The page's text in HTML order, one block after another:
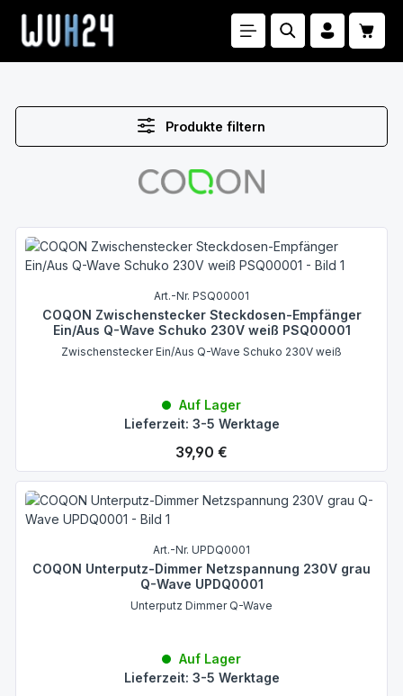
Zum Hauptinhalt springen
Produkte filtern
Art.-Nr. PSQ00001
COQON Zwischenstecker Steckdosen-Empfänger
Ein/Aus Q-Wave Schuko 230V weiß PSQ00001
Zwischenstecker Ein/Aus Q-Wave Schuko 230V weiß
Auf Lager
Lieferzeit: 3-5 Werktage
Regulärer Preis:
39,90 €
Art.-Nr. UPDQ0001
COQON Unterputz-Dimmer Netzspannung 230V grau
Q-Wave UPDQ0001
Unterputz Dimmer Q-Wave
Auf Lager
Lieferzeit: 3-5 Werktage